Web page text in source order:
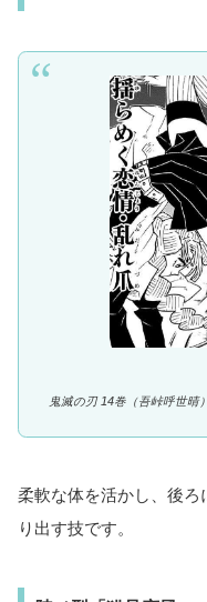
鬼滅の刃 14巻（吾峠呼世晴
柔軟な体を活かし、後
り出す技です。